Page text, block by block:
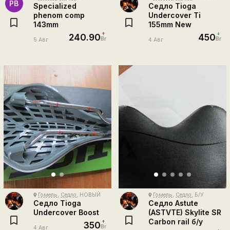
PB
Specialized
phenom comp
143mm
5 Авг 240.90Br
Седло Tioga
Undercover Ti
155mm New
4 Авг 450Br
place Гомель, Седло, НОВЫЙ
Седло Tioga
Undercover Boost
4 Авг 350 Br
place Гомель, Седло, Б/У
Седло Astute
(ASTVTE) Skylite SR
Carbon rail б/у